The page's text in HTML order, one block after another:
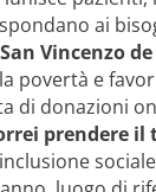
ai
Vincenzo
povertà e
di donazioni
prendere il